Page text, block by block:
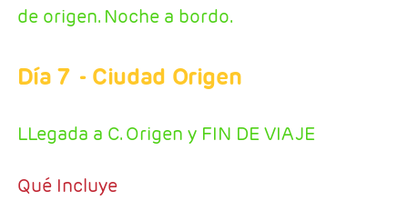
de origen. Noche a bordo.
Día 7 - Ciudad Origen
LLegada a C. Origen y FIN DE VIAJE
Qué Incluye